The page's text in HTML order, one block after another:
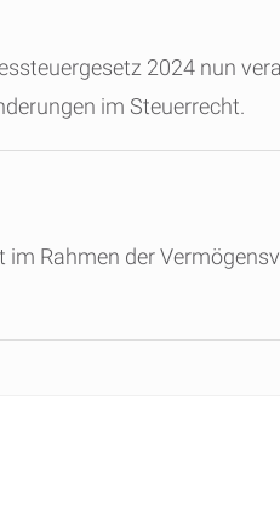
2024 nun
im Steuerrecht.
Rahmen der